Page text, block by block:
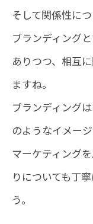
そして関係性に
ブランディング
ありつつ、相互
ますね。
ブランディング
のようなイメージ
マーケティング
りについても丁
う。